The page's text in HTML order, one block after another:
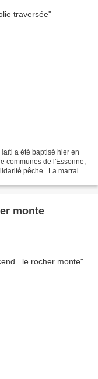
a été baptisé hier en
communes de l'Essonne,
pêche . La marraine
monte